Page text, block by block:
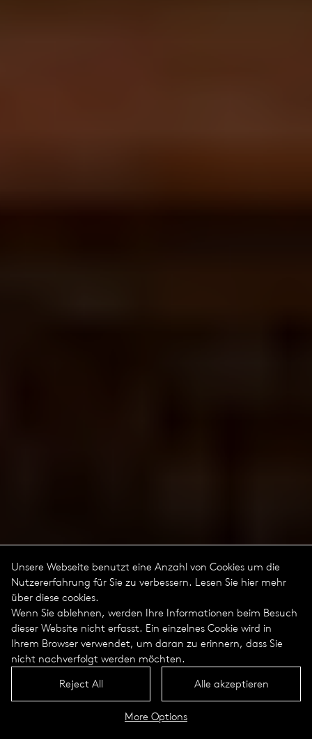
Olivio Portrait
Unsere Webseite benutzt eine Anzahl von Cookies um die
Nutzererfahrung für Sie zu verbessern. Lesen Sie hier mehr
über diese cookies.
Wenn Sie ablehnen, werden Ihre Informationen beim Besuch
dieser Website nicht erfasst. Ein einzelnes Cookie wird in
Ihrem Browser verwendet, um daran zu erinnern, dass Sie
nicht nachverfolgt werden möchten.
Reject All
Alle akzeptieren
More Options